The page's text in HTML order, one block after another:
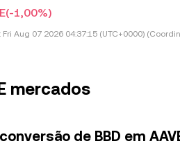
(-1,00%)
Fri Aug 07 2026 04:37:15 (UTC+0000)
mercados
de BBD em